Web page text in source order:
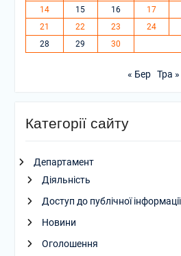
14
15 16 17
21
22 23 24
28
29 30
« Бер Тра »
Категорії сайту
Департамент
Діяльність
Доступ до публічної інформації
Новини
Оголошення